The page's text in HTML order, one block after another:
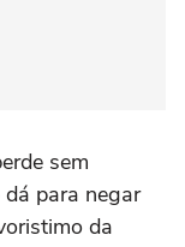
sem
para negar
da